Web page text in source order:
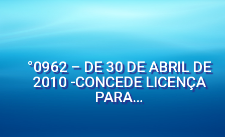
°0962 – DE 30 DE ABRIL DE
2010 -CONCEDE LICENÇA
PARA…